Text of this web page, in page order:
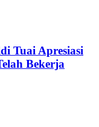
Tuai Apresiasi
Bekerja